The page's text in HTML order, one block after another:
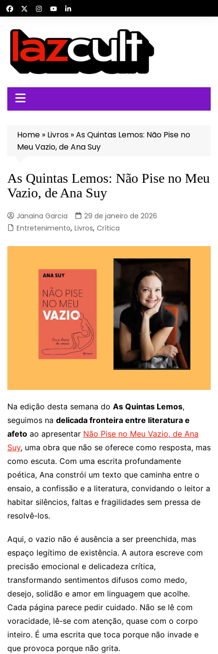
para
conteúdo
Home » Livros »As Quintas Lemos: Não Pise no
Meu Vazio, de Ana Suy
As Quintas Lemos: Não Pise no Meu
Vazio, de Ana Suy
Janaina Garcia
29 de janeiro de 2026
Entretenimento, Livros, Crítica
Na edição desta semana do As Quintas Lemos,
seguimos na delicada fronteira entre literatura e
afeto ao apresentar Não Pise no Meu Vazio, de Ana
Suy, uma obra que não se oferece como resposta, mas
como escuta. Com uma escrita profundamente
poética, Ana constrói um texto que caminha entre o
ensaio, a confissão e a literatura, convidando o leitor a
habitar silêncios, faltas e fragilidades sem pressa de
resolvê-los.
Aqui, o vazio não é ausência a ser preenchida, mas
espaço legítimo de existência. A autora escreve com
precisão emocional e delicadeza crítica,
transformando sentimentos difusos como medo,
desejo, solidão e amor em linguagem que acolhe.
Cada página parece pedir cuidado. Não se lê com
voracidade, lê-se com atenção, quase com o corpo
inteiro. É uma escrita que toca porque não invade e
que provoca porque não grita.